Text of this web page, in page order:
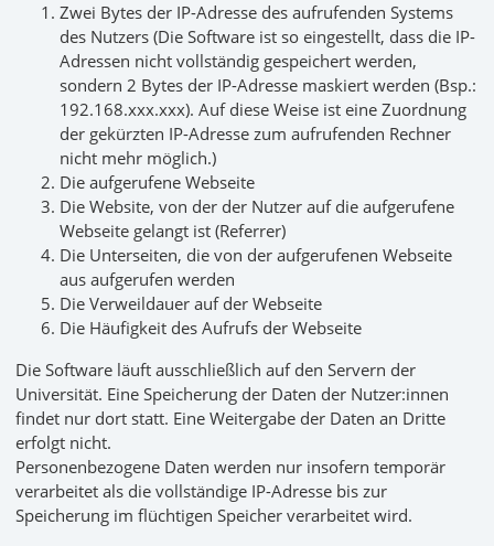
Zwei Bytes der IP-Adresse des aufrufenden Systems
des Nutzers (Die Software ist so eingestellt, dass die IP-
Adressen nicht vollständig gespeichert werden,
sondern 2 Bytes der IP-Adresse maskiert werden (Bsp.:
192.168.xxx.xxx). Auf diese Weise ist eine Zuordnung
der gekürzten IP-Adresse zum aufrufenden Rechner
nicht mehr möglich.)
Die aufgerufene Webseite
Die Website, von der der Nutzer auf die aufgerufene
Webseite gelangt ist (Referrer)
Die Unterseiten, die von der aufgerufenen Webseite
aus aufgerufen werden
Die Verweildauer auf der Webseite
Die Häufigkeit des Aufrufs der Webseite
Die Software läuft ausschließlich auf den Servern der
Universität. Eine Speicherung der Daten der Nutzer:innen
findet nur dort statt. Eine Weitergabe der Daten an Dritte
erfolgt nicht.
Personenbezogene Daten werden nur insofern temporär
verarbeitet als die vollständige IP-Adresse bis zur
Speicherung im flüchtigen Speicher verarbeitet wird.